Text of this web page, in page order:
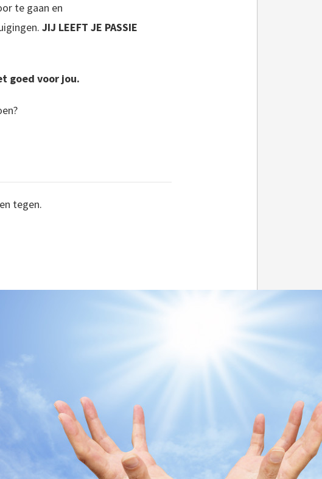
te gaan en
JIJ LEEFT JE PASSIE
goed voor jou.
tegen.